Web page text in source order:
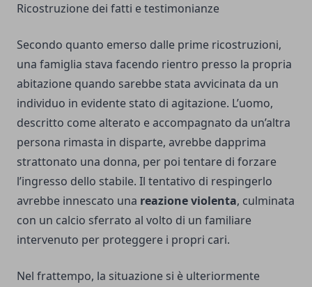
Ricostruzione dei fatti e testimonianze
Secondo quanto emerso dalle prime ricostruzioni,
una famiglia stava facendo rientro presso la propria
abitazione quando sarebbe stata avvicinata da un
individuo in evidente stato di agitazione. L’uomo,
descritto come alterato e accompagnato da un’altra
persona rimasta in disparte, avrebbe dapprima
strattonato una donna, per poi tentare di forzare
l’ingresso dello stabile. Il tentativo di respingerlo
avrebbe innescato una reazione violenta, culminata
con un calcio sferrato al volto di un familiare
intervenuto per proteggere i propri cari.
Nel frattempo, la situazione si è ulteriormente